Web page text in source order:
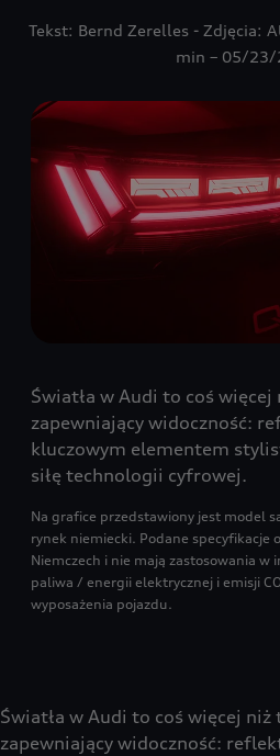
Tekst: Bernd Zerelles - Zdjęcia:
min – 05/23/
Światła w Audi to coś
zapewniający widoczność:
kluczowym elementem
siłę technologii cyfrowej.
Na grafice przedstawiony jest model
rynek niemiecki. Podane specyfikacje
Niemczech i nie mają zastosowania w
paliwa / energii elektrycznej i emisji
wyposażenia pojazdu.
Światła w Audi to coś więcej
zapewniający widoczność: